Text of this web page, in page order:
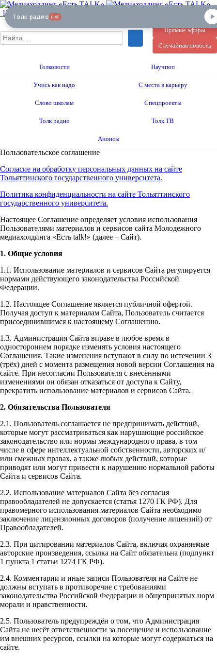
12+
Прямые эфиры
Случайная новость
Толковости Научпоп
Учись как надо С места в карьеру
Слово школам Спецпроекты
Толк радио Толк ТВ
Анонсы
Пользовательское соглашение
Согласие на обработку персональных данных на сайте
Тольяттинского государственного университета.
Политика конфиденциальности на сайте Тольяттинского
государственного университета.
Настоящее Соглашение определяет условия использования
Пользователями материалов и сервисов сайта Молодежного
медиахолдинга «Есть talk!» (далее – Сайт).
1. Общие условия
1.1. Использование материалов и сервисов Сайта регулируется
нормами действующего законодательства Российской
Федерации.
1.2. Настоящее Соглашение является публичной офертой.
Получая доступ к материалам Сайта, Пользователь считается
присоединившимся к настоящему Соглашению.
1.3. Администрация Сайта вправе в любое время в
одностороннем порядке изменять условия настоящего
Соглашения. Такие изменения вступают в силу по истечении 3
(трёх) дней с момента размещения новой версии Соглашения на
сайте. При несогласии Пользователя с внесёнными
изменениями он обязан отказаться от доступа к Сайту,
прекратить использование материалов и сервисов Сайта.
2. Обязательства Пользователя
2.1. Пользователь соглашается не предпринимать действий,
которые могут рассматриваться как нарушающие российское
законодательство или нормы международного права, в том
числе в сфере интеллектуальной собственности, авторских и/
или смежных правах, а также любых действий, которые
приводят или могут привести к нарушению нормальной работы
Сайта и сервисов Сайта.
2.2. Использование материалов Сайта без согласия
правообладателей не допускается (статья 1270 ГК РФ). Для
правомерного использования материалов Сайта необходимо
заключение лицензионных договоров (получение лицензий) от
Правообладателей.
2.3. При цитировании материалов Сайта, включая охраняемые
авторские произведения, ссылка на Сайт обязательна (подпункт
1 пункта 1 статьи 1274 ГК РФ).
2.4. Комментарии и иные записи Пользователя на Сайте не
должны вступать в противоречие с требованиями
законодательства Российской Федерации и общепринятых норм
морали и нравственности.
2.5. Пользователь предупреждён о том, что Администрация
Сайта не несёт ответственности за посещение и использование
им внешних ресурсов, ссылки на которые могут содержаться на
сайте.
Толк радио LIVE